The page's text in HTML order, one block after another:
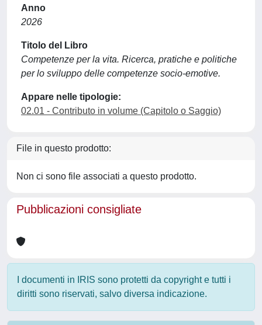
Anno
2026
Titolo del Libro
Competenze per la vita. Ricerca, pratiche e politiche
per lo sviluppo delle competenze socio-emotive.
Appare nelle tipologie:
02.01 - Contributo in volume (Capitolo o Saggio)
File in questo prodotto:
Non ci sono file associati a questo prodotto.
Pubblicazioni consigliate
I documenti in IRIS sono protetti da copyright e tutti i
diritti sono riservati, salvo diversa indicazione.